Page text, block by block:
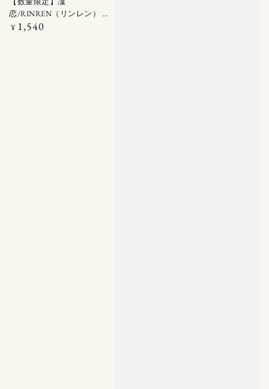
恋/RINREN（リンレン） ク
ールブリーズ ドライシャン
定
¥ 1,540